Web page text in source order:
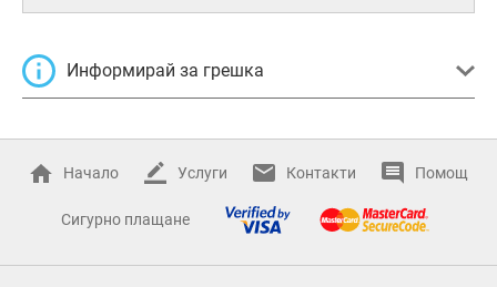
Информирай за грешка
Начало Услуги Контакти Помощ
Сигурно плащане